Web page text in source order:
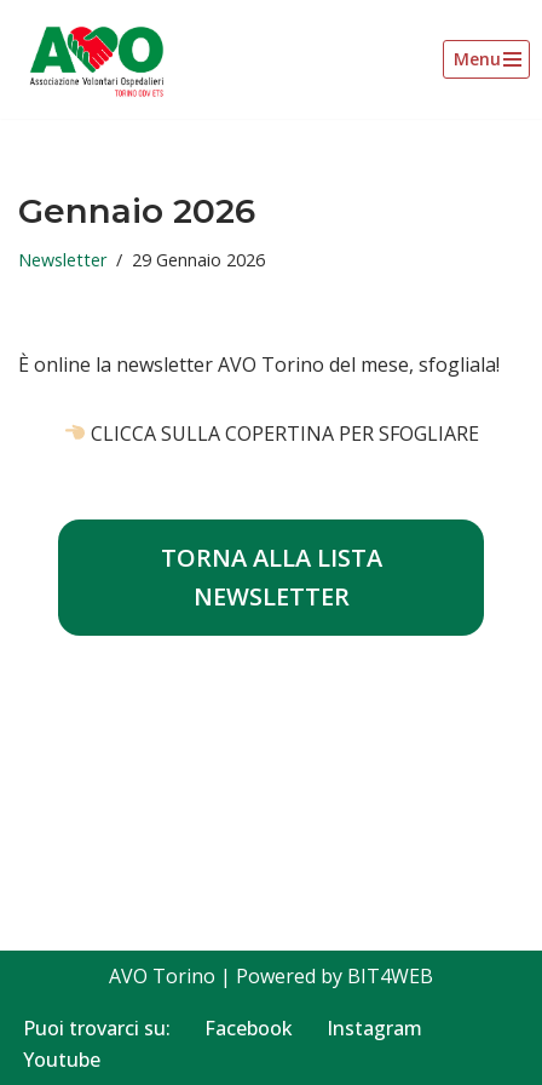
Vai
Menu
Gennaio 2026
Newsletter 29 Gennaio 2026
È online la newsletter AVO Torino del mese, sfogliala!
CLICCA SULLA COPERTINA PER SFOGLIARE
TORNA ALLA LISTA
NEWSLETTER
AVO Torino | Powered by BIT4WEB
Puoi trovarci su:
Facebook
Instagram
Youtube